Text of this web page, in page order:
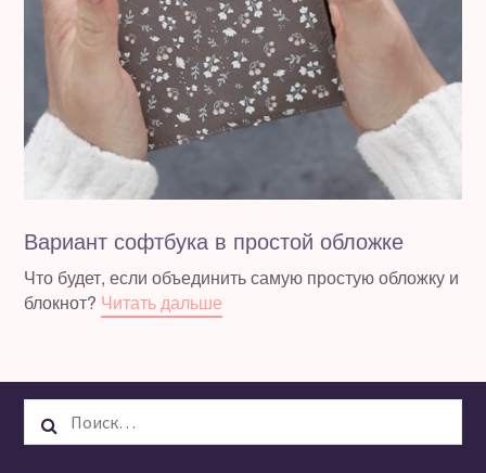
Вариант софтбука в простой обложке
Что будет, если объединить самую простую обложку и
блокнот? Читать дальше
Найти: